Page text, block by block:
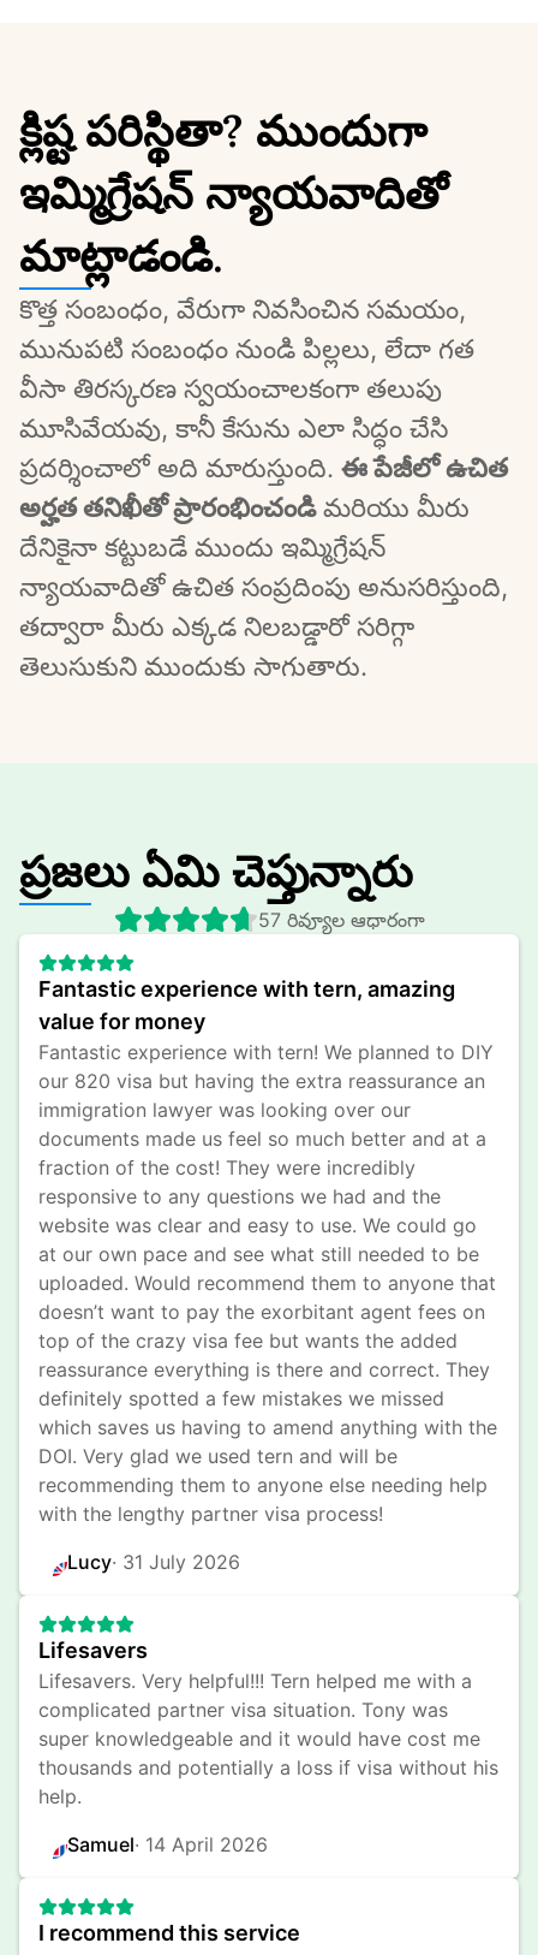
క్లిష్ట పరిస్థితా? ముందుగా
ఇమ్మిగ్రేషన్ న్యాయవాదితో
మాట్లాడండి.
కొత్త సంబంధం, వేరుగా నివసించిన సమయం,
మునుపటి సంబంధం నుండి పిల్లలు, లేదా గత
వీసా తిరస్కరణ స్వయంచాలకంగా తలుపు
మూసివేయవు, కానీ కేసును ఎలా సిద్ధం చేసి
ప్రదర్శించాలో అది మారుస్తుంది. ఈ పేజీలో ఉచిత
అర్హత తనిఖీతో ప్రారంభించండి మరియు మీరు
దేనికైనా కట్టుబడే ముందు ఇమ్మిగ్రేషన్
న్యాయవాదితో ఉచిత సంప్రదింపు అనుసరిస్తుంది,
తద్వారా మీరు ఎక్కడ నిలబడ్డారో సరిగ్గా
తెలుసుకుని ముందుకు సాగుతారు.
ప్రజలు ఏమి చెప్తున్నారు
57 రివ్యూల ఆధారంగా
Fantastic experience with tern, amazing
value for money
Fantastic experience with tern! We planned to DIY
our 820 visa but having the extra reassurance an
immigration lawyer was looking over our
documents made us feel so much better and at a
fraction of the cost! They were incredibly
responsive to any questions we had and the
website was clear and easy to use. We could go
at our own pace and see what still needed to be
uploaded. Would recommend them to anyone that
doesn’t want to pay the exorbitant agent fees on
top of the crazy visa fee but wants the added
reassurance everything is there and correct. They
definitely spotted a few mistakes we missed
which saves us having to amend anything with the
DOI. Very glad we used tern and will be
recommending them to anyone else needing help
with the lengthy partner visa process!
Lucy· 31 July 2026
Lifesavers
Lifesavers. Very helpful!!! Tern helped me with a
complicated partner visa situation. Tony was
super knowledgeable and it would have cost me
thousands and potentially a loss if visa without his
help.
Samuel· 14 April 2026
I recommend this service